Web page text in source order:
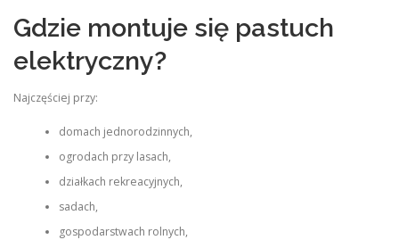
Gdzie montuje się pastuch
elektryczny?
Najczęściej przy:
domach jednorodzinnych,
ogrodach przy lasach,
działkach rekreacyjnych,
sadach,
gospodarstwach rolnych,